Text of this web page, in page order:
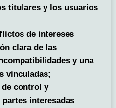
titulares y los usuarios
de intereses
clara de las
y una
vinculadas;
de control y
interesadas